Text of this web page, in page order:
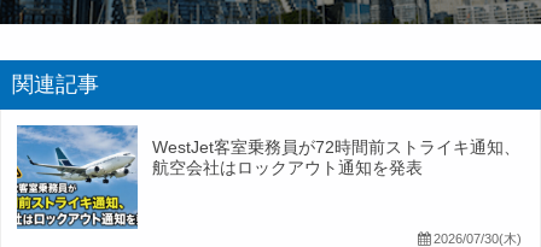
関連記事
WestJet客室乗務員が72時間前ストライキ通知、
航空会社はロックアウト通知を発表
2026/07/30(木)